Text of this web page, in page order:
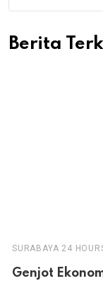
Berita
SURABAYA 24
Genjot